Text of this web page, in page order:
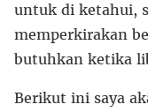
untuk di ketahui,
memperkirakan
butuhkan ketika
Berikut ini saya